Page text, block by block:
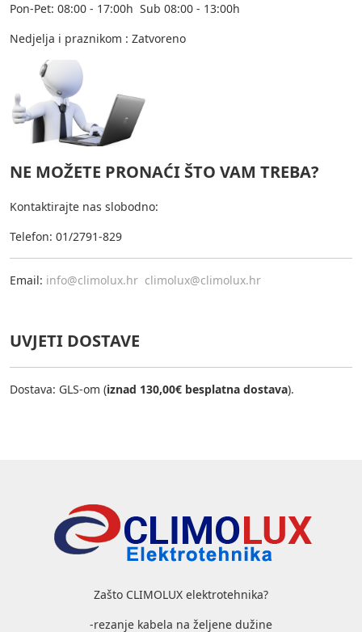
Pon-Pet: 08:00 - 17:00h Sub 08:00 - 13:00h
Nedjelja i praznikom : Zatvoreno
NE MOŽETE PRONAĆI ŠTO VAM TREBA?
Kontaktirajte nas slobodno:
Telefon: 01/2791-829
Email: info@climolux.hr climolux@climolux.hr
UVJETI DOSTAVE
Dostava: GLS-om (iznad 130,00€ besplatna dostava).
Zašto CLIMOLUX elektrotehnika?
-rezanje kabela na željene dužine